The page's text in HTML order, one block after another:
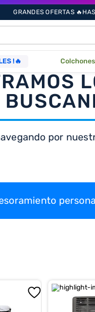
GRANDES OFERTAS
!🔥
por